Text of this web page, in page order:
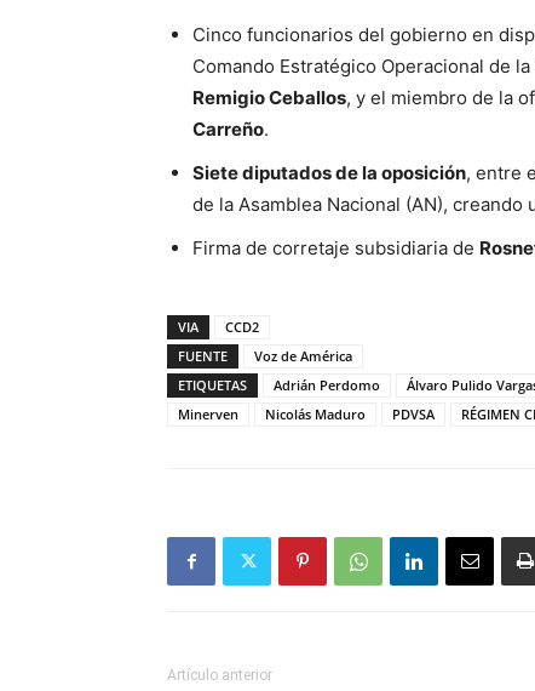
Cinco funcionarios del gobierno en
Comando Estratégico Operacional de
Remigio Ceballos, y el miembro de la
Carreño.
Siete diputados de la oposición, entre
de la Asamblea Nacional (AN),
Firma de corretaje subsidiaria de
VIA
CCD2
FUENTE
Voz de América
ETIQUETAS
Adrián Perdomo Álvaro Pulido
Minerven
Nicolás Maduro PDVSA RÉGIMEN
Artículo anterior